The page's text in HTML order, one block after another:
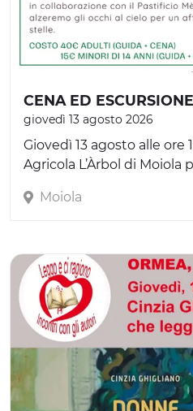
CENA ED
giovedì 13 agosto 2026
Giovedì 13 agosto alle ore
Agricola L’Àrbol di Moiola
Moiola